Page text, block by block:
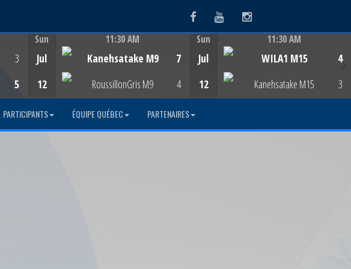
FacebookYoutubeInstagram
3
5
Sun
Jul
12
11:30 AM
Kanehsatake M9
RoussillonGris M9
7
4
Sun
Jul
12
11:30 AM
WILA1 M15
Kanehsatake M15
4
3
PARTICIPANTS ÉQUIPE QUÉBEC PARTENAIRES